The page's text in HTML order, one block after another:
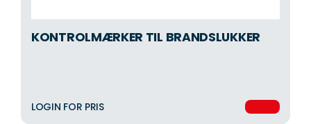
KONTROLMÆRKER TIL BRANDSLUKKER
LOGIN FOR PRIS